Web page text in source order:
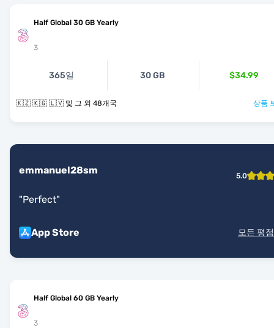
Half Global 30 GB Yearly
3
365일 30 GB $34.99
🇰🇿 🇰🇬 🇱🇻 및 그 외 48개국 상품
emmanuel28sm 5.0
"Perfect"
App Store 모든 평
Half Global 60 GB Yearly
3